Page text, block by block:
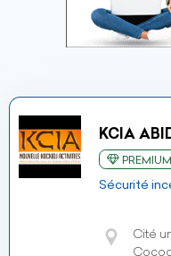
KCIA
PREMIUM
Sécurité
Cité